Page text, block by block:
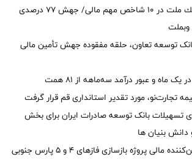
جایگاه نخست بانك ملت در 10 شاخص مهم مالی/ جهش 77 درصدی
وبملت
توسعه تعاون، حلقه مفقوده جهش تأمین مالی
تجارت‌نو، مورد تقدیر استانداری قم قرار گرفت
40 درصدی تسهیلات بانک توسعه صادرات ایران برای بخش
دانش بنیان ها
مالی پروژه بازسازی فازهای ۴ و ۵ پارس جنوبی